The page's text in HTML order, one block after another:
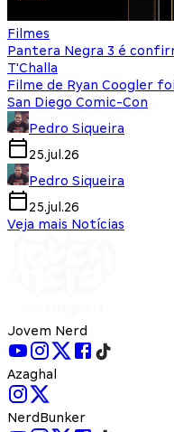
Filmes
Pantera Negra 3 é
T'Challa
Filme de Ryan Coogler
San Diego Comic-Con
Pedro Siqueira
25.jul.26
Pedro Siqueira
25.jul.26
Veja mais Notícias
Jovem Nerd
Azaghal
NerdBunker